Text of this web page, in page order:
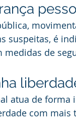
suspeitas, é
medidas de
atua de forma
com mais